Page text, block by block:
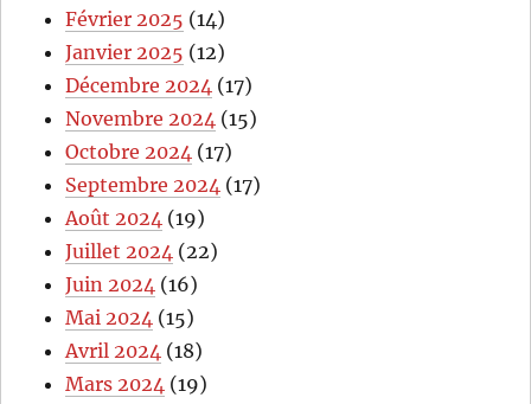
Février 2025 (14)
Janvier 2025 (12)
Décembre 2024 (17)
Novembre 2024 (15)
Octobre 2024 (17)
Septembre 2024 (17)
Août 2024 (19)
Juillet 2024 (22)
Juin 2024 (16)
Mai 2024 (15)
Avril 2024 (18)
Mars 2024 (19)